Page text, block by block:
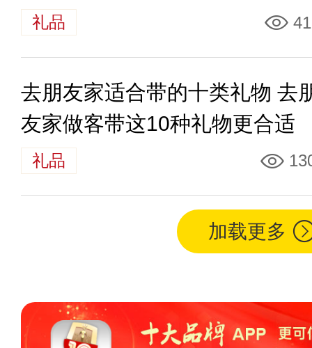
礼品
去朋友家适合带的十类礼物 去
友家做客带这10种礼物更合适
礼品
加载更多